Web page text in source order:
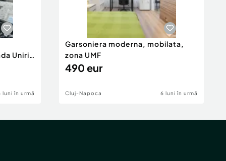
Unirii
luni în urmă
Garsoniera moderna, mobilata,
zona UMF
490 eur
Cluj-Napoca 6 luni în urmă